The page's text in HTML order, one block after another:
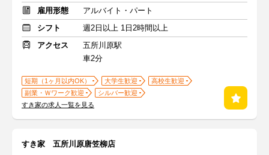
雇用形態
アルバイト・パート
シフト
週2日以上 1日2時間以上
アクセス
五所川原駅
車2分
短期（1ヶ月以内OK） 大学生歓迎
高校生歓迎
副業・Ｗワーク歓迎
シルバー歓迎
すき家の求人一覧を見る
すき家 五所川原唐笠柳店